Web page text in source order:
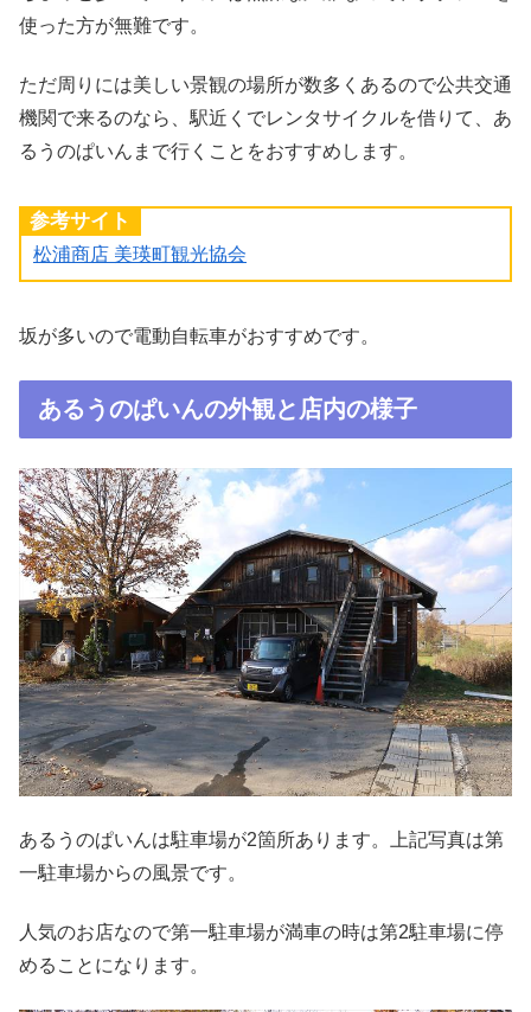
使った方が無難です。
ただ周りには美しい景観の場所が数多くあるので公共交通
機関で来るのなら、駅近くでレンタサイクルを借りて、あ
るうのぱいんまで行くことをおすすめします。
参考サイト
松浦商店 美瑛町観光協会
坂が多いので電動自転車がおすすめです。
あるうのぱいんの外観と店内の様子
あるうのぱいんは駐車場が2箇所あります。上記写真は第
一駐車場からの風景です。
人気のお店なので第一駐車場が満車の時は第2駐車場に停
めることになります。